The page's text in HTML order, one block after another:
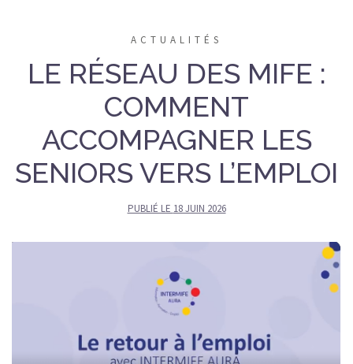
ACTUALITÉS
LE RÉSEAU DES MIFE :
COMMENT
ACCOMPAGNER LES
SENIORS VERS L’EMPLOI
PUBLIÉ LE 18 JUIN 2026